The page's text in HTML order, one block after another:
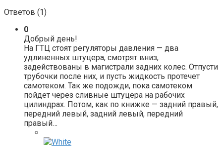
Ответов (1)
0
Добрый день!
На ГТЦ стоят регуляторы давления — два
удлиненных штуцера, смотрят вниз,
задействованы в магистрали задних колес. Отпусти
трубочки после них, и пусть жидкость протечет
самотеком. Так же подожди, пока самотеком
пойдет через сливные штуцера на рабочих
цилиндрах. Потом, как по книжке — задний правый,
передний левый, задний левый, передний
правый…